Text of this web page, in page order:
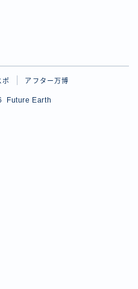
ポ アフター万博
Future Earth